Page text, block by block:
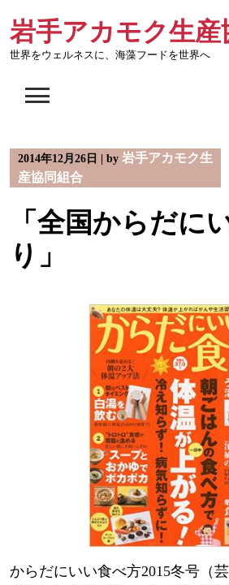
content
岩手アカモク生産
世界をウェルネスに、海藻フードを世界へ
2014年12月26日 by 岩手アカモク生
産協同組合
「全国からだに
り」
からだにいい食べ方2015冬号（